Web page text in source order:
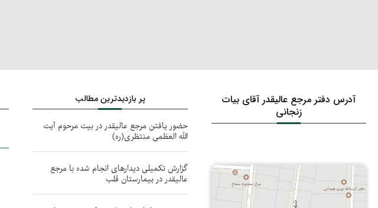
آدرس دفتر مرجع عالیقدر آقای بیات
زنجانی
پر بازدیدترین مطالب
حضور یافتن مرجع عالیقدر در بیت مرحوم آیت
الله العظمی منتظری(ره)
گزارش تکمیلی دیدارهای انجام شده با مرجع
عالیقدر در بیمارستان قلب